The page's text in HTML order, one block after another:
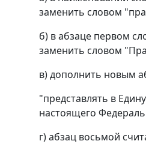
заменить словом
б) в абзаце первом
заменить словом
в) дополнить новым
"представлять в
настоящего
г) абзац восьмой